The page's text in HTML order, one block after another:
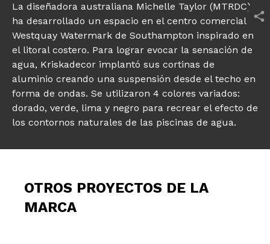
La diseñadora australiana Michelle Taylor (MTRDC)
ha desarrollado un espacio en el centro comercial
Westquay Watermark de Southampton inspirado en
el litoral costero. Para lograr evocar la sensación de
agua, Kriskadecor implantó sus cortinas de
aluminio creando una suspensión desde el techo en
forma de ondas. Se utilizaron 4 colores variados:
dorado, verde, lima y negro para recrear el efecto de
los contornos naturales de las piscinas de agua.
OTROS PROYECTOS DE LA
MARCA